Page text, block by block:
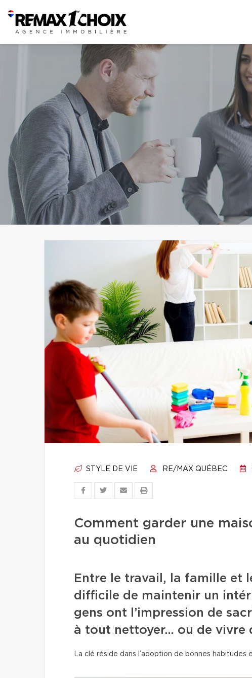
STYLE DE VIE RE/MAX QUÉBEC
Comment garder une
au quotidien
Entre le travail, la famille et
difficile de maintenir un
gens ont l’impression de
à tout nettoyer… ou de vivre
La clé réside dans l’adoption de bonnes